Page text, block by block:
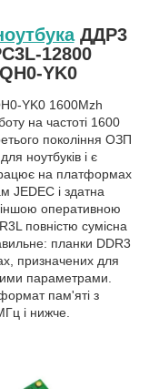
ДДР3
12800
YK0
YK0 1600Mzh
на частоті 1600
покоління ОЗП
ноутбуків і є
на платформах
JEDEC і здатна
оперативною
повністю сумісна
планки DDR3
призначених для
параметрами.
пам'яті з
і нижче.